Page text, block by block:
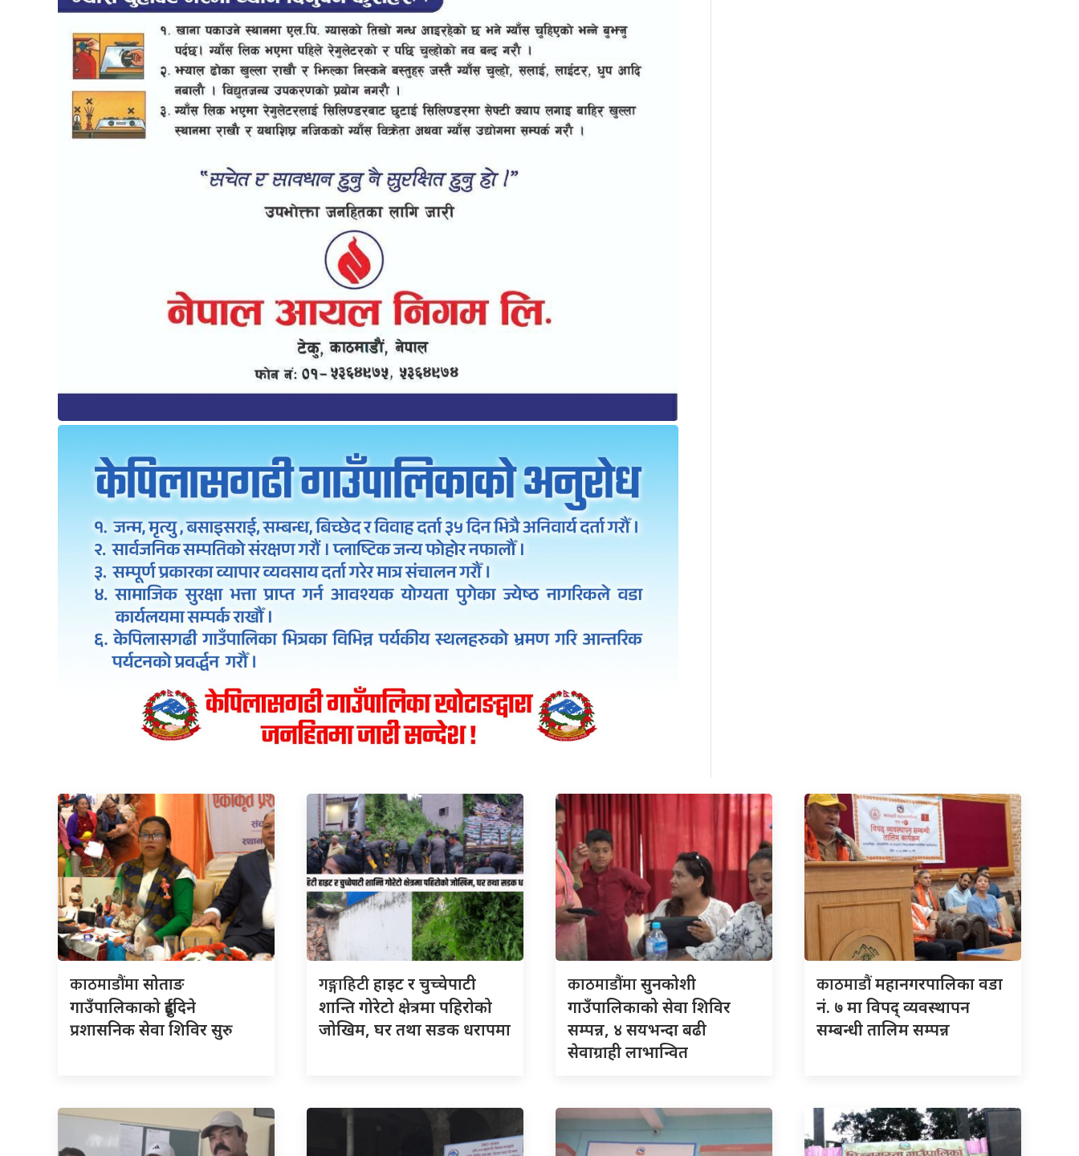
काठमाडौंमासोताङ
गाउँपालिकाको दुईदिने
प्रशासनिक सेवा शिविर सुरु
गङ्गाहिटीहाइट र चुच्चेपाटी
शान्ति गोरेटो क्षेत्रमा पहिरोको
जोखिम, घर तथा सडक धरापमा
काठमाडौंमासुनकोशी
गाउँपालिकाको सेवा शिविर
सम्पन्न, ४ सयभन्दा बढी
सेवाग्राही लाभान्वित
काठमाडौंमहानगरपालिका वडा
नं. ७ मा विपद् व्यवस्थापन
सम्बन्धी तालिम सम्पन्न